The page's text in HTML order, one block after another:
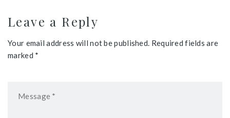
Leave a Reply
Your email address will not be published. Required fields are
marked *